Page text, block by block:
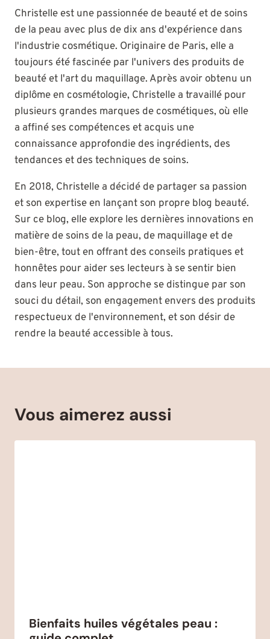
Christelle est une passionnée de beauté et de soins
de la peau avec plus de dix ans d'expérience dans
l'industrie cosmétique. Originaire de Paris, elle a
toujours été fascinée par l'univers des produits de
beauté et l'art du maquillage. Après avoir obtenu un
diplôme en cosmétologie, Christelle a travaillé pour
plusieurs grandes marques de cosmétiques, où elle
a affiné ses compétences et acquis une
connaissance approfondie des ingrédients, des
tendances et des techniques de soins.
En 2018, Christelle a décidé de partager sa passion
et son expertise en lançant son propre blog beauté.
Sur ce blog, elle explore les dernières innovations en
matière de soins de la peau, de maquillage et de
bien-être, tout en offrant des conseils pratiques et
honnêtes pour aider ses lecteurs à se sentir bien
dans leur peau. Son approche se distingue par son
souci du détail, son engagement envers des produits
respectueux de l'environnement, et son désir de
rendre la beauté accessible à tous.
Vous aimerez aussi
Bienfaits huiles végétales peau :